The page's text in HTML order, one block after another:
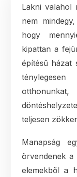
Lakni valahol
nem
hogy
kipattan a
építésű házat
otthonunkat,
teljesen
Manapság
örvendenek
elemekből a